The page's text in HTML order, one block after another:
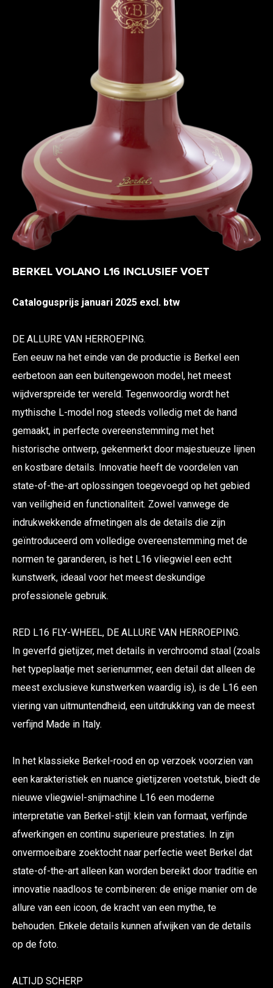
BERKEL VOLANO L16 INCLUSIEF VOET
Catalogusprijs januari 2025 excl. btw
DE ALLURE VAN HERROEPING.
Een eeuw na het einde van de productie is Berkel een
eerbetoon aan een buitengewoon model, het meest
wijdverspreide ter wereld. Tegenwoordig wordt het
mythische L-model nog steeds volledig met de hand
gemaakt, in perfecte overeenstemming met het
historische ontwerp, gekenmerkt door majestueuze lijnen
en kostbare details. Innovatie heeft de voordelen van
state-of-the-art oplossingen toegevoegd op het gebied
van veiligheid en functionaliteit. Zowel vanwege de
indrukwekkende afmetingen als de details die zijn
geïntroduceerd om volledige overeenstemming met de
normen te garanderen, is het L16 vliegwiel een echt
kunstwerk, ideaal voor het meest deskundige
professionele gebruik.
RED L16 FLY-WHEEL, DE ALLURE VAN HERROEPING.
In geverfd gietijzer, met details in verchroomd staal (zoals
het typeplaatje met serienummer, een detail dat alleen de
meest exclusieve kunstwerken waardig is), is de L16 een
viering van uitmuntendheid, een uitdrukking van de meest
verfijnd Made in Italy.
In het klassieke Berkel-rood en op verzoek voorzien van
een karakteristiek en nuance gietijzeren voetstuk, biedt de
nieuwe vliegwiel-snijmachine L16 een moderne
interpretatie van Berkel-stijl: klein van formaat, verfijnde
afwerkingen en continu superieure prestaties. In zijn
onvermoeibare zoektocht naar perfectie weet Berkel dat
state-of-the-art alleen kan worden bereikt door traditie en
innovatie naadloos te combineren: de enige manier om de
allure van een icoon, de kracht van een mythe, te
behouden. Enkele details kunnen afwijken van de details
op de foto.
ALTIJD SCHERP